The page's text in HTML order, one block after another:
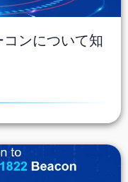
ンについて知